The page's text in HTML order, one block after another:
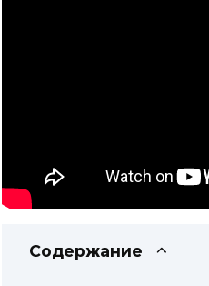
Содержание